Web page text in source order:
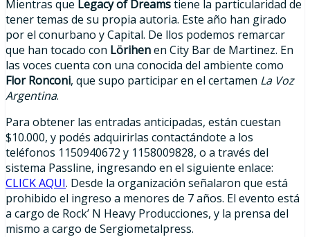
Mientras que Legacy of Dreamstiene la particularidad de
tener temas de su propia autoria. Este año han girado
por el conurbano y Capital. De llos podemos remarcar
que han tocado con Lörihenen City Bar de Martinez. En
las voces cuenta con una conocida del ambiente como
Flor Ronconi, que supo participar en el certamen La Voz
Argentina.
Para obtener las entradas anticipadas, están cuestan
$10.000, y podés adquirirlas contactándote a los
teléfonos 1150940672 y 1158009828, o a través del
sistema Passline, ingresando en el siguiente enlace:
CLICK AQUI. Desde la organización señalaron que está
prohibido el ingreso a menores de 7 años. El evento está
a cargo de Rock’ N Heavy Producciones, y la prensa del
mismo a cargo de Sergiometalpress.